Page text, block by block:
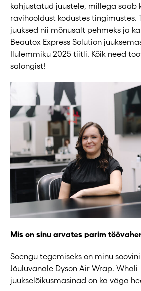
kahjustatud juustele, millega saab
ravihooldust kodustes tingimustes.
juuksed nii mõnusalt pehmeks ja
Beautox Express Solution
Ilulemmiku 2025 tiitli. Kõik need
salongist!
Mis on sinu arvates parim
Soengu tegemiseks on minu
Jõuluvanale Dyson Air Wrap. Whali
juukselõikusmasinad on ka väga